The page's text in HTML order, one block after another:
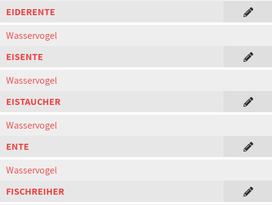
EIDERENTE
Wasservogel
EISENTE
Wasservogel
EISTAUCHER
Wasservogel
ENTE
Wasservogel
FISCHREIHER